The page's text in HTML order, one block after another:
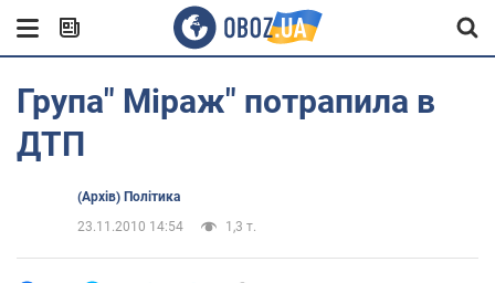
Група" Міраж" потрапила в
ДТП
(Архів) Політика
23.11.2010 14:54
1,3 т.